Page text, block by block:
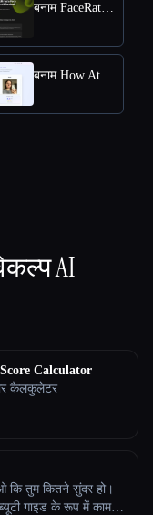
बनाम FaceRate.ai: Face Attractiveness Test and Analysis Tool
बनाम How Attractive am I
AI
Calculator
कैलकुलेटर
कि तुम कितने सुंदर हो।
ब्यूटी गाइड के रूप में काम